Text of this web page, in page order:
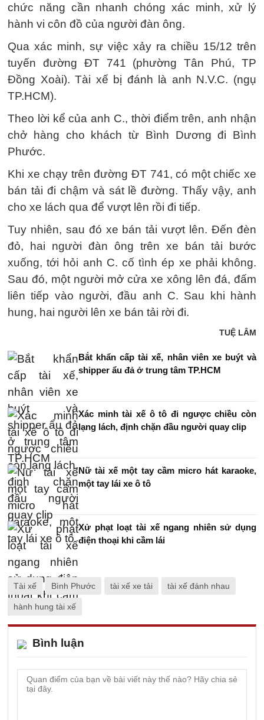
chức năng cần nhanh chóng xác minh, xử lý
hành vi côn đồ của người đàn ông.
Qua xác minh, sự việc xảy ra chiều 15/12 trên
tuyến đường ĐT 741 (phường Tân Phú, TP
Đồng Xoài). Tài xế bị đánh là anh N.V.C. (ngụ
TP.HCM).
Theo lời kể của anh C., thời điểm trên, anh nhận
chở hàng cho khách từ Bình Dương đi Bình
Phước.
Khi xe chạy trên đường ĐT 741, có một chiếc xe
bán tải đi chậm và sát lề đường. Thấy vậy, anh
cho xe lách qua để vượt lên rồi đi tiếp.
Tuy nhiên, sau đó xe bán tải vượt lên. Đến đèn
đỏ, hai người đàn ông trên xe bán tải bước
xuống, tới hỏi anh C. cố tình ép xe phải không.
Sau đó, một người mở cửa xe xông lên đá, đấm
liên tiếp vào người, đầu anh C. Sau khi hành
hung, hai người lên xe bán tải rời đi.
TUỆ LÂM
Bắt khẩn cấp tài xế, nhân viên xe buýt và
shipper ẩu đả ở trung tâm TP.HCM
Xác minh tài xế ô tô đi ngược chiều còn
lạng lách, định chặn đầu người quay clip
Nữ tài xế một tay cầm micro hát karaoke,
một tay lái xe ô tô
Xử phạt loạt tài xế ngang nhiên sử dụng
điện thoại khi cầm lái
Tài xế Bình Phước tài xế xe tải tài xế đánh nhau
hành hung tài xế
Bình luận